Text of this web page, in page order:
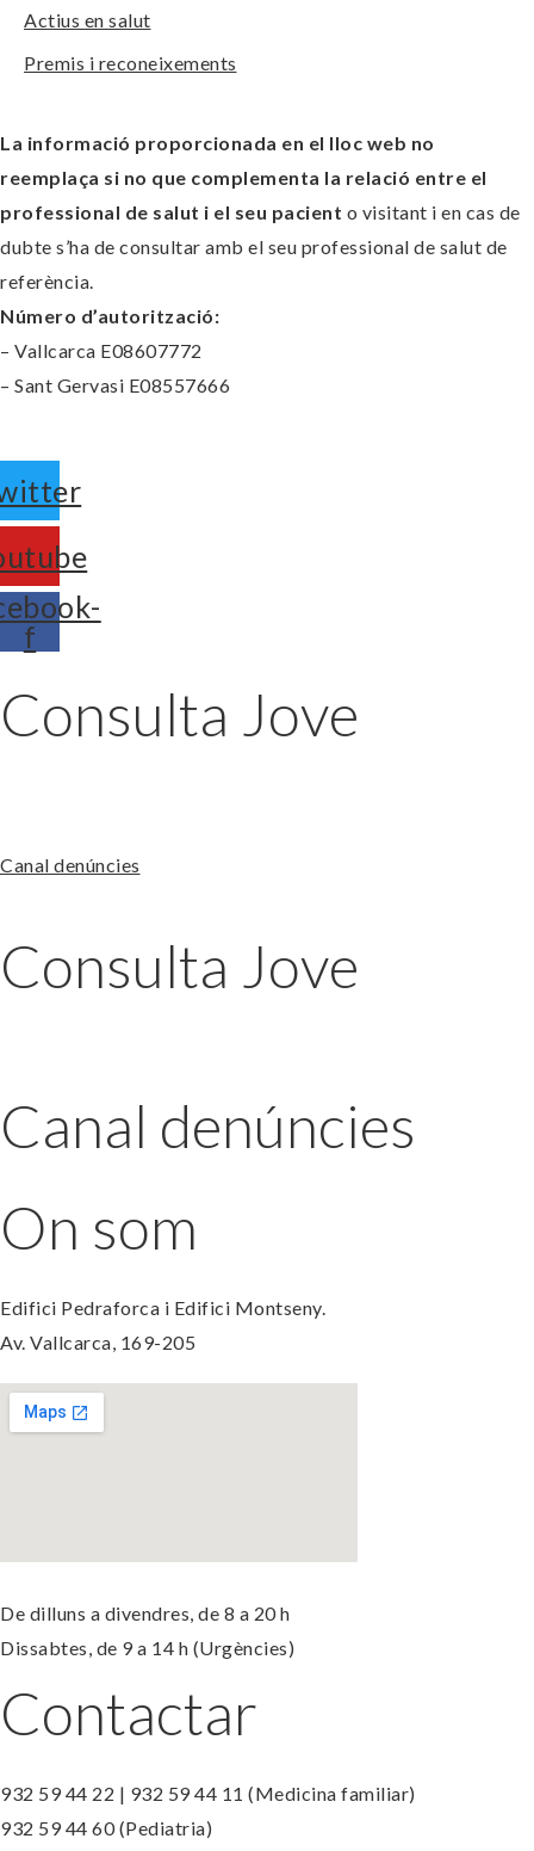
Actius en salut
Premis i reconeixements
La informació proporcionada en el lloc web no
reemplaça si no que complementa la relació entre el
professional de salut i el seu pacient o visitant i en cas de
dubte s’ha de consultar amb el seu professional de salut de
referència.
Número d’autorització:
– Vallcarca E08607772
– Sant Gervasi E08557666
f
Consulta Jove
Canal denúncies
Consulta Jove
Canal denúncies
On som
Edifici Pedraforca i Edifici Montseny.
Av. Vallcarca, 169-205
De dilluns a divendres, de 8 a 20 h
Dissabtes, de 9 a 14 h (Urgències)
Contactar
932 59 44 22 | 932 59 44 11 (Medicina familiar)
932 59 44 60 (Pediatria)